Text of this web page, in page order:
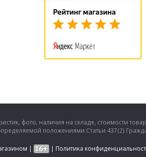
фото, наличия на складе, стоимости
положениями Статьи 437(2)
| | Политика